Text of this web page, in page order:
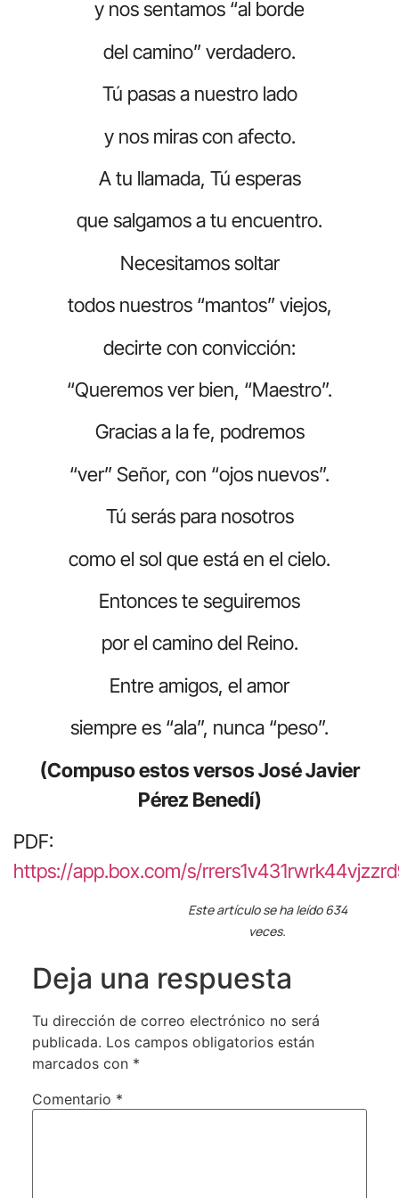
y nos sentamos “al borde
del camino” verdadero.
Tú pasas a nuestro lado
y nos miras con afecto.
A tu llamada, Tú esperas
que salgamos a tu encuentro.
Necesitamos soltar
todos nuestros “mantos” viejos,
decirte con convicción:
“Queremos ver bien, “Maestro”.
Gracias a la fe, podremos
“ver” Señor, con “ojos nuevos”.
Tú serás para nosotros
como el sol que está en el cielo.
Entonces te seguiremos
por el camino del Reino.
Entre amigos, el amor
siempre es “ala”, nunca “peso”.
(Compuso estos versos José Javier
Pérez Benedí)
PDF:
https://app.box.com/s/
Este artículo se ha leído 634
veces.
Deja una respuesta
Tu dirección de correo electrónico no será
publicada. Los campos obligatorios están
marcados con *
Comentario *